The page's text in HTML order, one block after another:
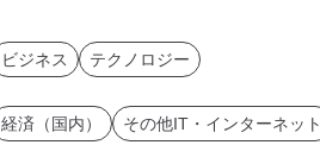
ビジネス テクノロジー
経済（国内） その他IT・インターネット